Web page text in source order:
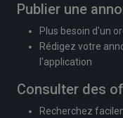
Publier une
Plus besoin d'un
Rédigez votre
l'application
Consulter des
Recherchez